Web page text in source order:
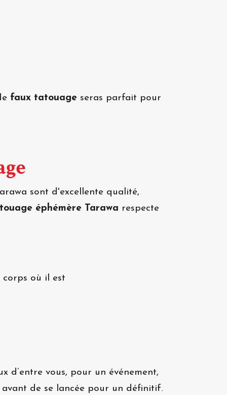
faux tatouage seras parfait pour
sont d'excellente qualité,
éphémère Tarawa respecte
où il est
d’entre vous, pour un événement,
de se lancée pour un définitif.